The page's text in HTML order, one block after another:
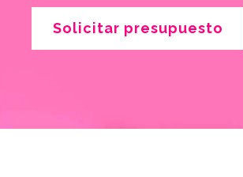
Solicitar presupuesto